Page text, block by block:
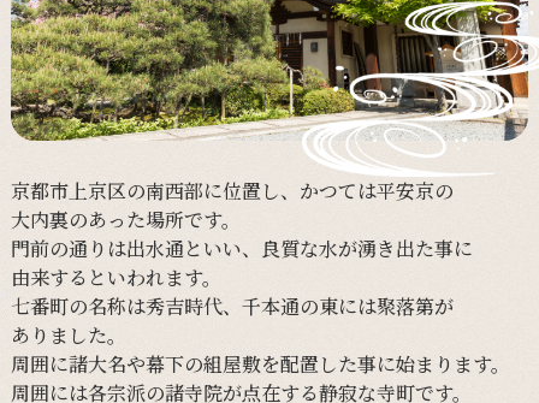
京都市上京区の南西部に位置し、 かつては平安京の
大内裏のあった場所です。
門前の通りは出水通といい、 良質な水が湧き出た事に
由来するといわれます。
七番町の名称は秀吉時代、 千本通の東には聚落第が
ありました。
周囲に諸大名や幕下の組屋敷を配置した事に始まります。
周囲には各宗派の諸寺院が点在する静寂な寺町です。